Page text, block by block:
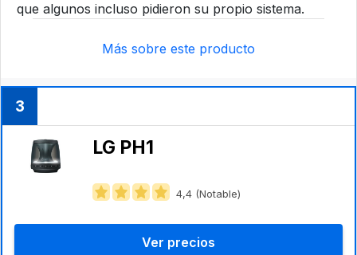
que algunos incluso pidieron su propio sistema.
Más sobre este producto
3
LG PH1
4,4 (Notable)
Ver precios